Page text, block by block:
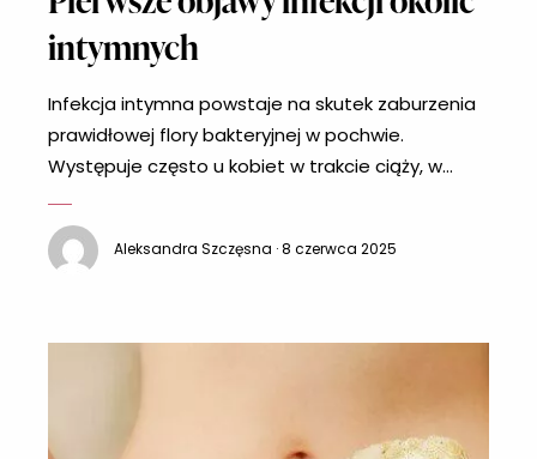
intymnych
Infekcja intymna powstaje na skutek zaburzenia
prawidłowej flory bakteryjnej w pochwie.
Występuje często u kobiet w trakcie ciąży, w
czy też w związku z aktywnością seksualną.
Poznaj pierwsze objawy infekcji intymnej, aby
Aleksandra Szczęsna · 8 czerwca 2025